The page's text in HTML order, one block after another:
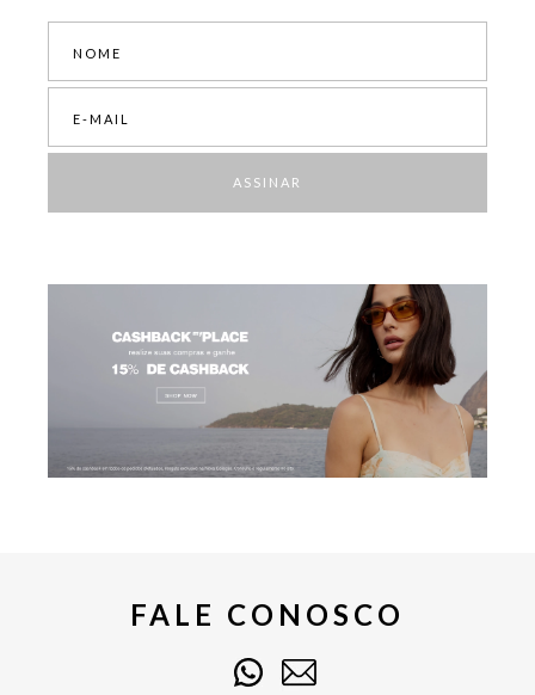
ASSINAR
FALE CONOSCO